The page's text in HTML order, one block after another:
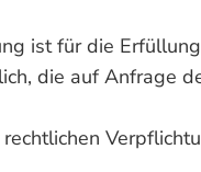
ist für die
die auf Anfrage